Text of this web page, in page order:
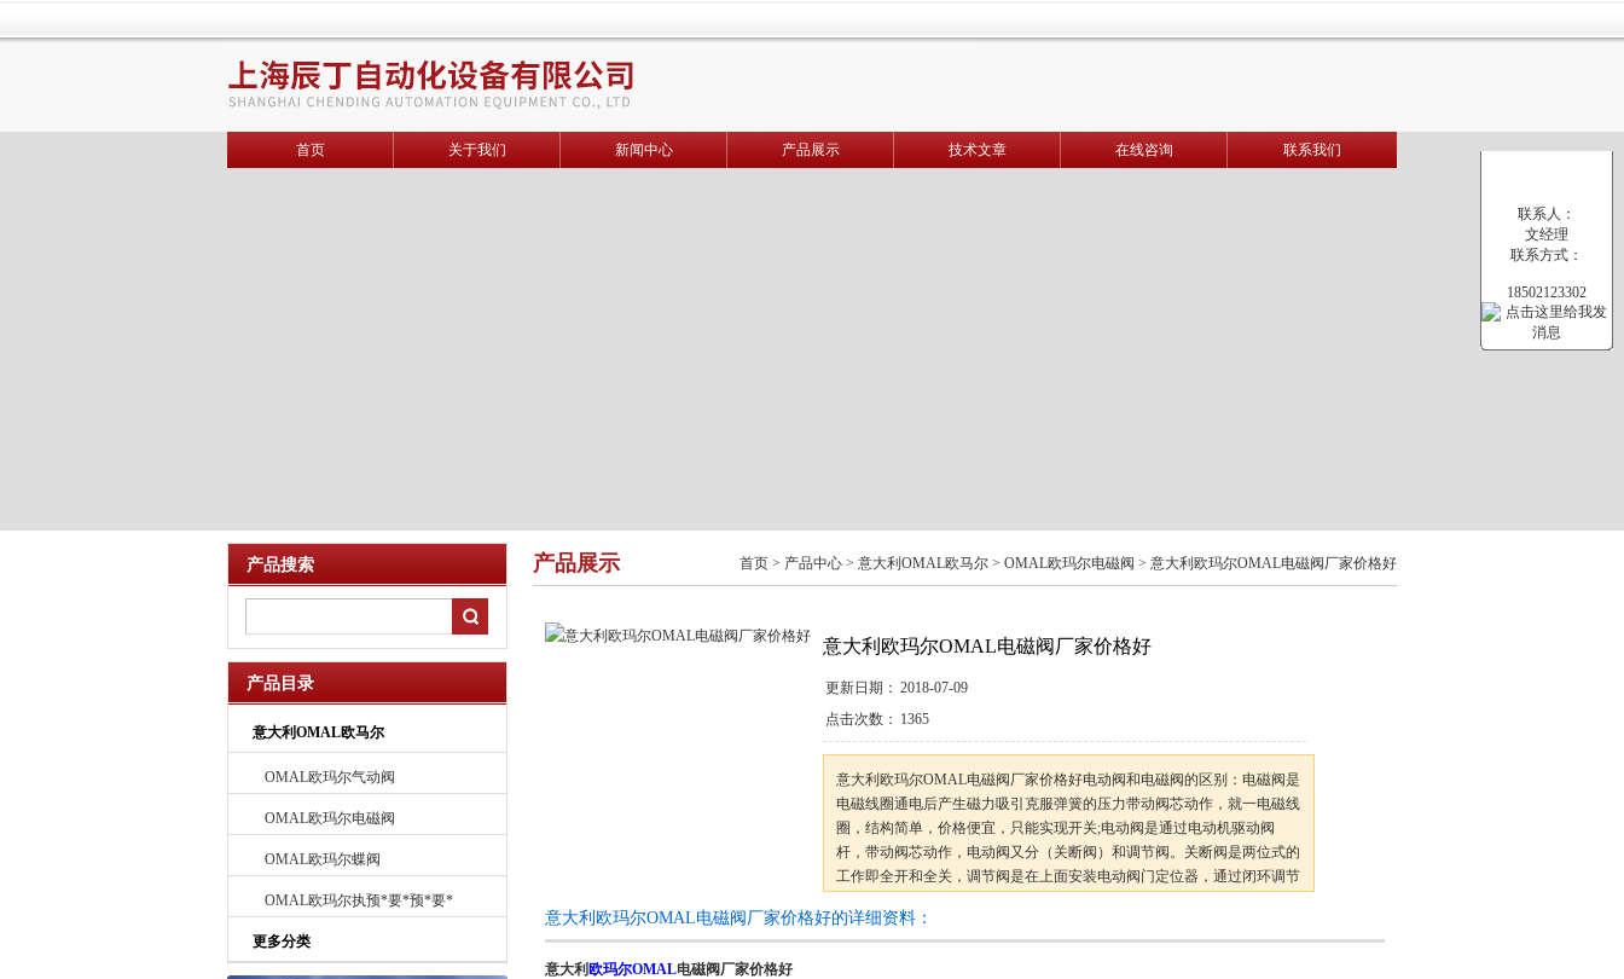
首页 关于我们 新闻中心 产品展示 技术文章 在线咨询 联系我们
产品搜索
产品目录
意大利OMAL欧马尔
OMAL欧玛尔气动阀
OMAL欧玛尔电磁阀
OMAL欧玛尔蝶阀
OMAL欧玛尔执预*要*预*要*
预*要*预*要*预*要*预先进要
先进行器
更多分类
产品展示 首页 > 产品中心 > 意大利OMAL欧马尔 > OMAL欧玛尔电磁阀 > 意大利欧玛尔OMAL电磁阀厂家价格好
意大利欧玛尔OMAL电磁阀厂家价格好
更新日期： 2018-07-09
点击次数： 1365
意大利欧玛尔OMAL电磁阀厂家价格好电动阀和电磁阀的区别：电磁阀是
电磁线圈通电后产生磁力吸引克服弹簧的压力带动阀芯动作，就一电磁线
圈，结构简单，价格便宜，只能实现开关;电动阀是通过电动机驱动阀
杆，带动阀芯动作，电动阀又分（关断阀）和调节阀。关断阀是两位式的
工作即全开和全关，调节阀是在上面安装电动阀门定位器，通过闭环调节
能开或关
意大利欧玛尔OMAL电磁阀厂家价格好的详细资料：
意大利 欧玛尔OMAL电磁阀厂家价格好
联系人：
文经理
联系方式：
18502123302